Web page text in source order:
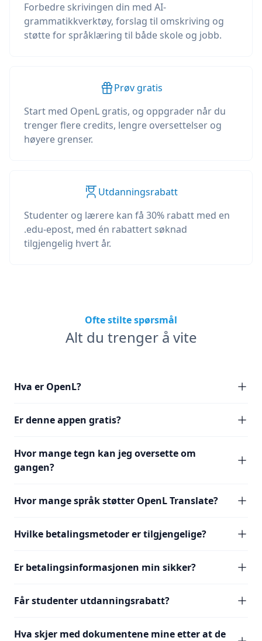
Forbedre skrivingen din med AI-
grammatikkverktøy, forslag til omskriving og
støtte for språklæring til både skole og jobb.
Prøv gratis
Start med OpenL gratis, og oppgrader når du
trenger flere credits, lengre oversettelser og
høyere grenser.
Utdanningsrabatt
Studenter og lærere kan få 30% rabatt med en
.edu-epost, med én rabattert søknad
tilgjengelig hvert år.
Ofte stilte spørsmål
Alt du trenger å vite
Hva er OpenL?
Er denne appen gratis?
Hvor mange tegn kan jeg oversette om
gangen?
Hvor mange språk støtter OpenL Translate?
Hvilke betalingsmetoder er tilgjengelige?
Er betalingsinformasjonen min sikker?
Får studenter utdanningsrabatt?
Hva skjer med dokumentene mine etter at de